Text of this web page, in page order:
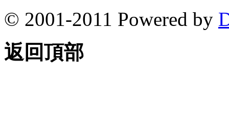
© 2001-2011 Powered by
返回頂部